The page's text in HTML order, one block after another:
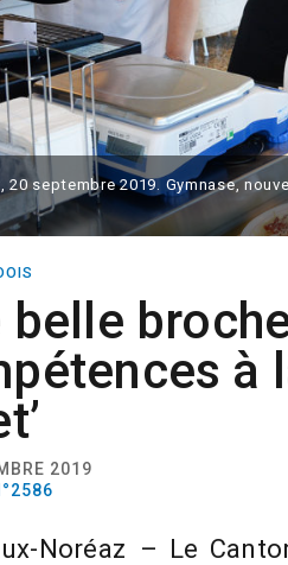
20 septembre 2019. Gymnase,
belle
à
2019
Noréaz – Le